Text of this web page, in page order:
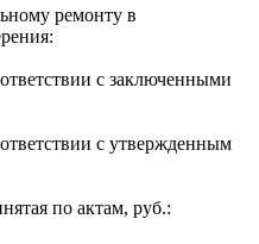
ремонту в
с заключенными
с утвержденным
по актам, руб.: